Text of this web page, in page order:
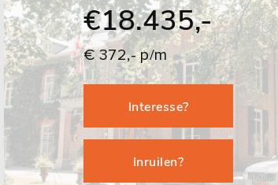
€18.435,-
€ 372,- p/m
Interesse?
Inruilen?